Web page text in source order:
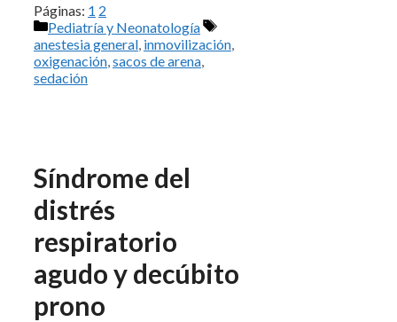
Páginas: 1 2
Categorías
Pediatría y Neonatología
Etiquetas
anestesia general inmovilización
oxigenación sacos de arena
sedación
Síndrome del
distrés
respiratorio
agudo y decúbito
prono